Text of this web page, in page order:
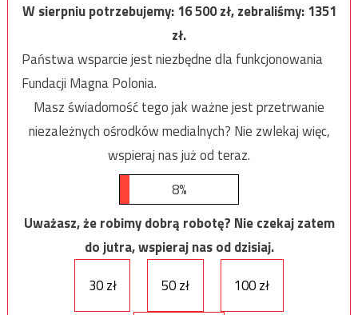
W sierpniu potrzebujemy:16 500zł, zebraliśmy:1351
zł.
Państwa wsparcie jest niezbędne dla funkcjonowania
Fundacji Magna Polonia.
Masz świadomość tego jak ważne jest przetrwanie
niezależnych ośrodków medialnych? Nie zwlekaj więc,
wspieraj nas już od teraz.
8%
Uważasz, że robimy dobrą robotę? Nie czekaj zatem
do jutra, wspieraj nas od dzisiaj.
30 zł
50 zł 100 zł